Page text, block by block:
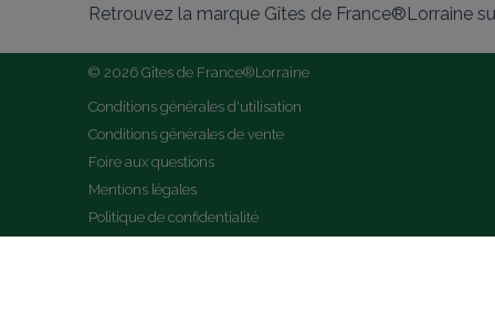
Retrouvez la marque Gîtes de France®Lorraine
© 2026 Gîtes de France®Lorraine
Conditions générales d'utilisation
Conditions générales de vente
Foire aux questions
Mentions légales
Politique de confidentialité